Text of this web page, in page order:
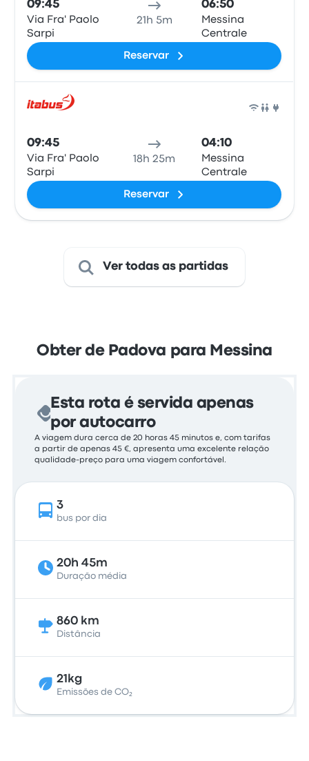
09:45
Via Fra' Paolo
Sarpi
21h 5m
06:50
Messina
Centrale
Reservar
09:45
Via Fra' Paolo
Sarpi
18h 25m
04:10
Messina
Centrale
Reservar
Ver todas as partidas
Obter de Padova para Messina
Esta rota é servida apenas
por autocarro
A viagem dura cerca de 20 horas 45 minutos e, com tarifas
a partir de apenas 45 €, apresenta uma excelente relação
qualidade-preço para uma viagem confortável.
3
bus por dia
20h 45m
Duração média
860 km
Distância
21kg
Emissões de CO₂